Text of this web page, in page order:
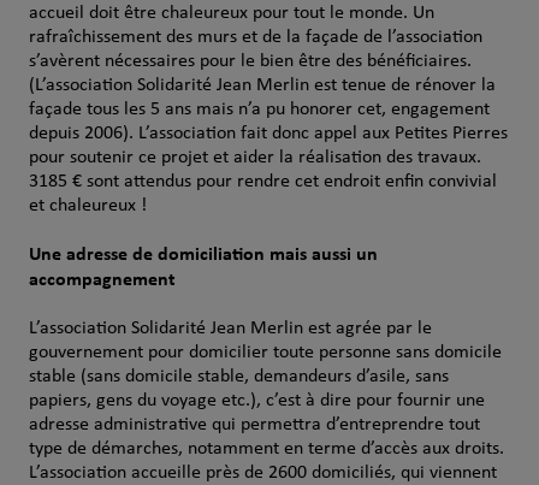
accueil doit être chaleureux pour tout le monde. Un
rafraîchissement des murs et de la façade de l’association
s’avèrent nécessaires pour le bien être des bénéficiaires.
(L’association Solidarité Jean Merlin est tenue de rénover la
façade tous les 5 ans mais n’a pu honorer cet, engagement
depuis 2006). L’association fait donc appel aux Petites Pierres
pour soutenir ce projet et aider la réalisation des travaux.
3185 € sont attendus pour rendre cet endroit enfin convivial
et chaleureux !
Une adresse de domiciliation mais aussi un
accompagnement
L’association Solidarité Jean Merlin est agrée par le
gouvernement pour domicilier toute personne sans domicile
stable (sans domicile stable, demandeurs d’asile, sans
papiers, gens du voyage etc.), c’est à dire pour fournir une
adresse administrative qui permettra d’entreprendre tout
type de démarches, notamment en terme d’accès aux droits.
L’association accueille près de 2600 domiciliés, qui viennent